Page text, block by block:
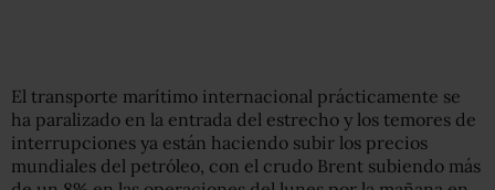
El transporte marítimo internacional prácticamente se
ha paralizado en la entrada del estrecho y los temores de
interrupciones ya están haciendo subir los precios
mundiales del petróleo, con el crudo Brent subiendo más